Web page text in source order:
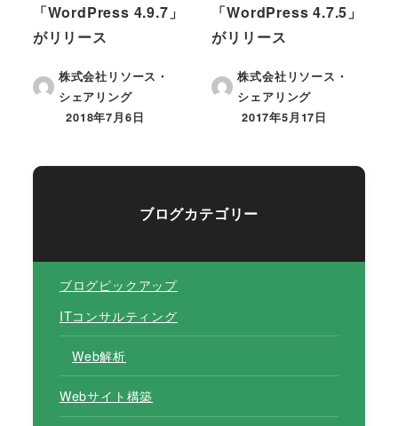
「WordPress 4.9.7」
がリリース
株式会社リソース・
シェアリング
投稿日
2018年7月6日
「WordPress 4.7.5」
がリリース
株式会社リソース・
シェアリング
投稿日
2017年5月17日
ブログカテゴリー
ブログピックアップ
ITコンサルティング
Web解析
Webサイト構築